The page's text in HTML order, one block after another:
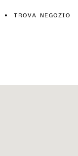
TROVA NEGOZIO